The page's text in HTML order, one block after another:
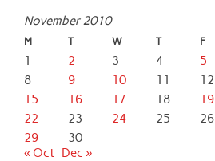
November 2010
M T W T F
1 2 3 4 5
8
9 10 11 12
15
16 17 18 19
22
23 24 25 26
29
30
« Oct Dec »